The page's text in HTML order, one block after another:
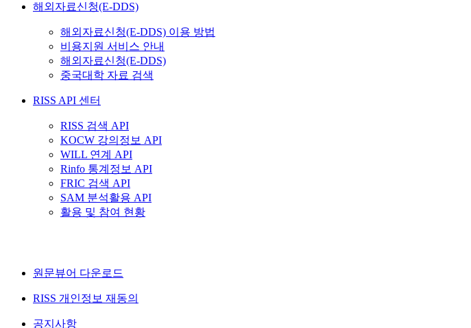
해외자료신청(E-DDS)
해외자료신청(E-DDS) 이용 방법
비용지원 서비스 안내
해외자료신청(E-DDS)
중국대학 자료 검색
RISS API 센터
RISS 검색 API
KOCW 강의정보 API
WILL 연계 API
Rinfo 통계정보 API
FRIC 검색 API
SAM 분석활용 API
활용 및 참여 현황
원문뷰어 다운로드
RISS 개인정보 재동의
공지사항